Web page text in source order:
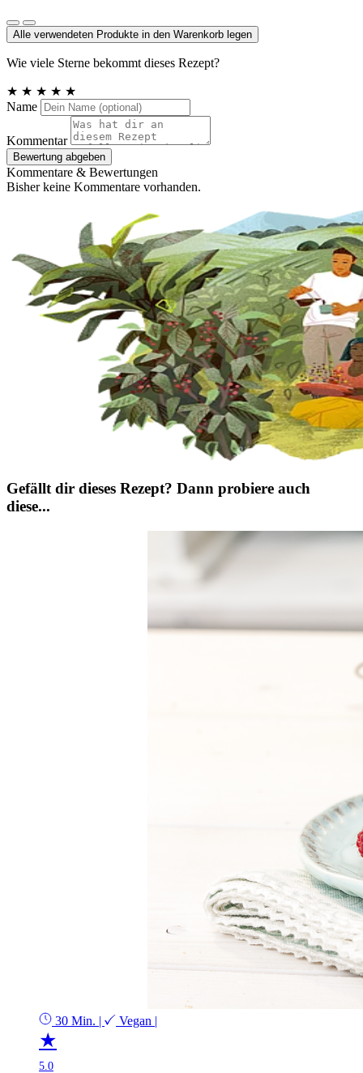
Alle verwendeten Produkte in den Warenkorb legen
Wie viele Sterne bekommt dieses Rezept?
★ ★ ★ ★ ★
Name
Kommentar
Bewertung abgeben
Kommentare & Bewertungen
Bisher keine Kommentare vorhanden.
Gefällt dir dieses Rezept? Dann probiere auch
diese...
30 Min. | Vegan |
★
5.0